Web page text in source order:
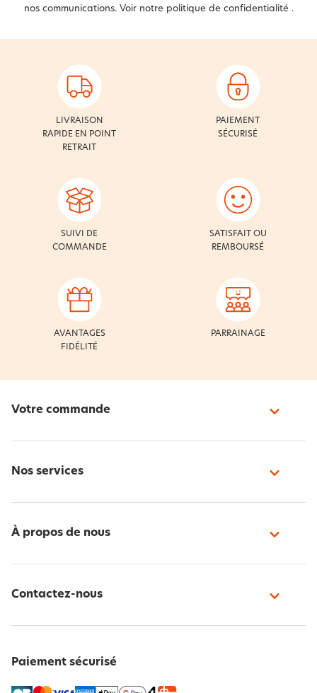
nos communications. Voir notre politique de confidentialité .
LIVRAISON
RAPIDE EN POINT
RETRAIT
PAIEMENT
SÉCURISÉ
SUIVI DE
COMMANDE
SATISFAIT OU
REMBOURSÉ
AVANTAGES
FIDÉLITÉ
PARRAINAGE
Votre commande
Nos services
À propos de nous
Contactez-nous
Paiement sécurisé